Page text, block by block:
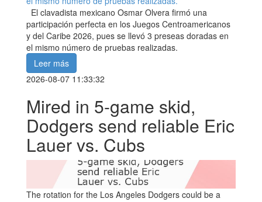
El clavadista mexicano Osmar Olvera firmó una
participación perfecta en los Juegos Centroamericanos
y del Caribe 2026, pues se llevó 3 preseas doradas en
el mismo número de pruebas realizadas.
Leer más
2026-08-07 11:33:32
Mired in 5-game skid,
Dodgers send reliable Eric
Lauer vs. Cubs
The rotation for the Los Angeles Dodgers could be a